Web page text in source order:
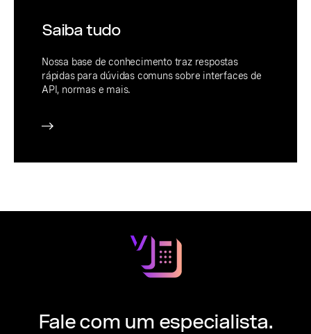
Saiba tudo
Nossa base de conhecimento traz respostas
rápidas para dúvidas comuns sobre interfaces de
API, normas e mais.
Fale com um especialista.